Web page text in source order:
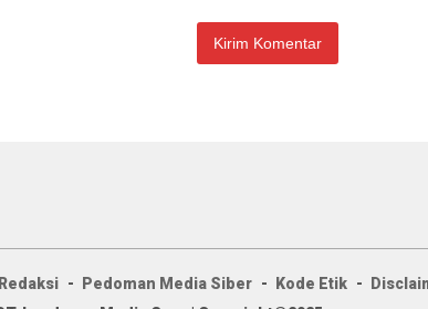
Redaksi Pedoman Media Siber Kode Etik